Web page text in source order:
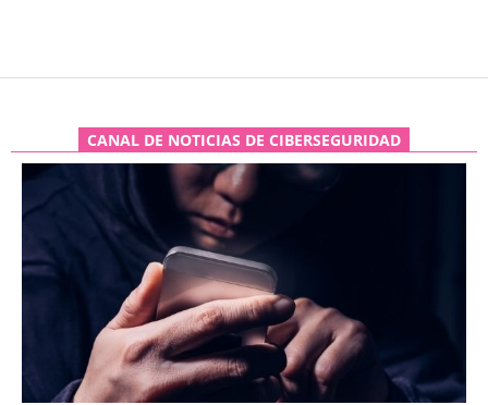
CANAL DE NOTICIAS DE CIBERSEGURIDAD